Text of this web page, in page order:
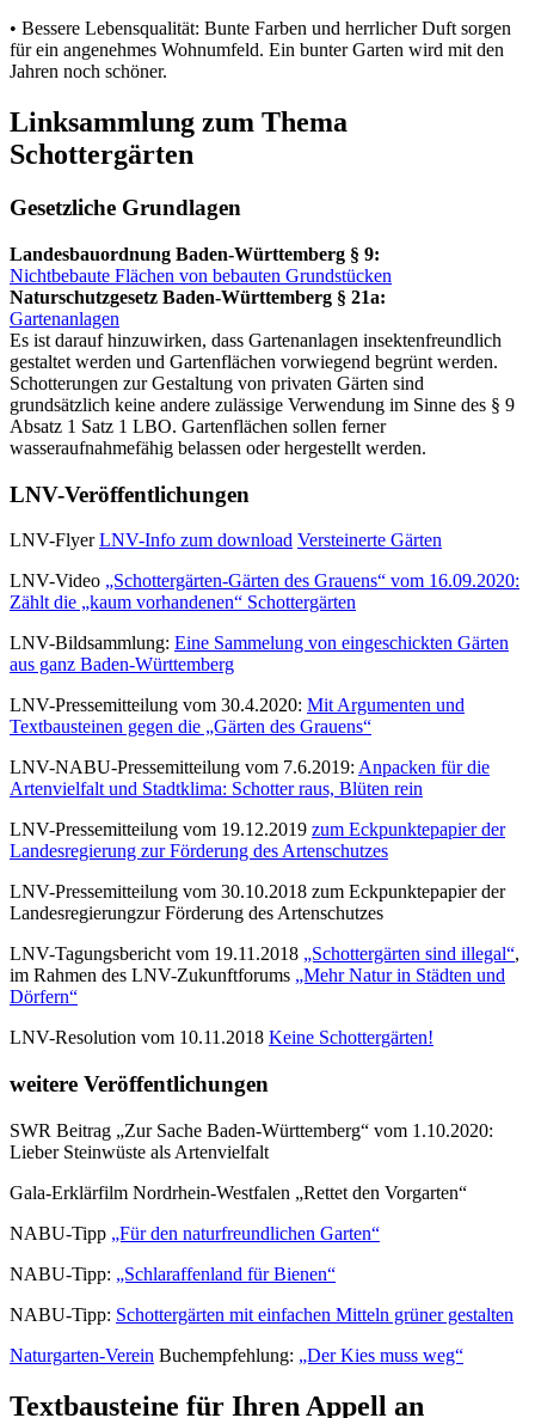
• Bessere Lebensqualität: Bunte Farben und herrlicher Duft sorgen
für ein angenehmes Wohnumfeld. Ein bunter Garten wird mit den
Jahren noch schöner.
Linksammlung zum Thema
Schottergärten
Gesetzliche Grundlagen
Landesbauordnung Baden-Württemberg § 9:
Nichtbebaute Flächen von bebauten Grundstücken
Naturschutzgesetz Baden-Württemberg § 21a:
Gartenanlagen
Es ist darauf hinzuwirken, dass Gartenanlagen insektenfreundlich
gestaltet werden und Gartenflächen vorwiegend begrünt werden.
Schotterungen zur Gestaltung von privaten Gärten sind
grundsätzlich keine andere zulässige Verwendung im Sinne des § 9
Absatz 1 Satz 1 LBO. Gartenflächen sollen ferner
wasseraufnahmefähig belassen oder hergestellt werden.
LNV-Veröffentlichungen
LNV-FlyerLNV-Info zum download Versteinerte Gärten
LNV-Video „Schottergärten-Gärten des Grauens“ vom 16.09.2020:
Zählt die „kaum vorhandenen“ Schottergärten
LNV-Bildsammlung: Eine Sammelung von eingeschickten Gärten
aus ganz Baden-Württemberg
LNV-Pressemitteilung vom 30.4.2020: Mit Argumenten und
Textbausteinen gegen die „Gärten des Grauens“
LNV-NABU-Pressemitteilung vom 7.6.2019: Anpacken für die
Artenvielfalt und Stadtklima: Schotter raus, Blüten rein
LNV-Pressemitteilung vom 19.12.2019 zum Eckpunktepapier der
Landesregierung zur Förderung des Artenschutzes
LNV-Pressemitteilung vom 30.10.2018 zum Eckpunktepapier der
Landesregierungzur Förderung des Artenschutzes
LNV-Tagungsbericht vom 19.11.2018 „Schottergärten sind illegal“,
im Rahmen des LNV-Zukunftforums „Mehr Natur in Städten und
Dörfern“
LNV-Resolution vom 10.11.2018 Keine Schottergärten!
weitere Veröffentlichungen
SWR Beitrag „Zur Sache Baden-Württemberg“ vom 1.10.2020:
Lieber Steinwüste als Artenvielfalt
Gala-Erklärfilm Nordrhein-Westfalen „Rettet den Vorgarten“
NABU-Tipp „Für den naturfreundlichen Garten“
NABU-Tipp: „Schlaraffenland für Bienen“
NABU-Tipp: Schottergärten mit einfachen Mitteln grüner gestalten
Naturgarten-Verein Buchempfehlung: „Der Kies muss weg“
Textbausteine für Ihren Appell an